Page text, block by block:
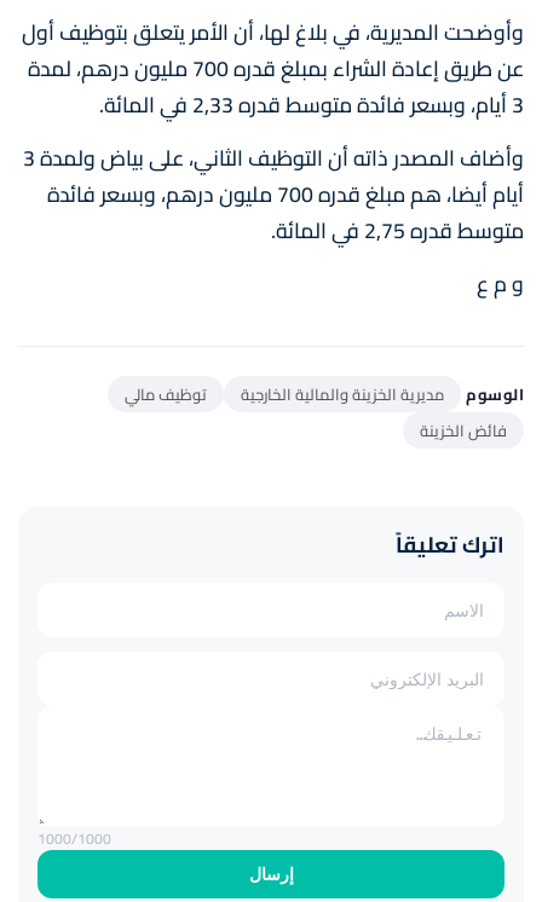
وأوضحت المديرية، في بلاغ لها، أن الأمر يتعلق بتوظيف أول
عن طريق إعادة الشراء بمبلغ قدره 700 مليون درهم، لمدة
3 أيام، وبسعر فائدة متوسط قدره 2,33 في المائة.
وأضاف المصدر ذاته أن التوظيف الثاني، على بياض ولمدة 3
أيام أيضا، هم مبلغ قدره 700 مليون درهم، وبسعر فائدة
متوسط قدره 2,75 في المائة.
و م ع
الوسوم مديرية الخزينة والمالية الخارجية
توظيف مالي
فائض الخزينة
اترك تعليقاً
إرسال
1000/1000